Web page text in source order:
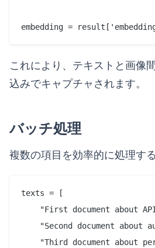
これにより、テキストと画像
込みでキャプチャされます。
バッチ処理
複数の項目を効率的に処理す
texts = [
"First document about
"Second document about
"Third document about